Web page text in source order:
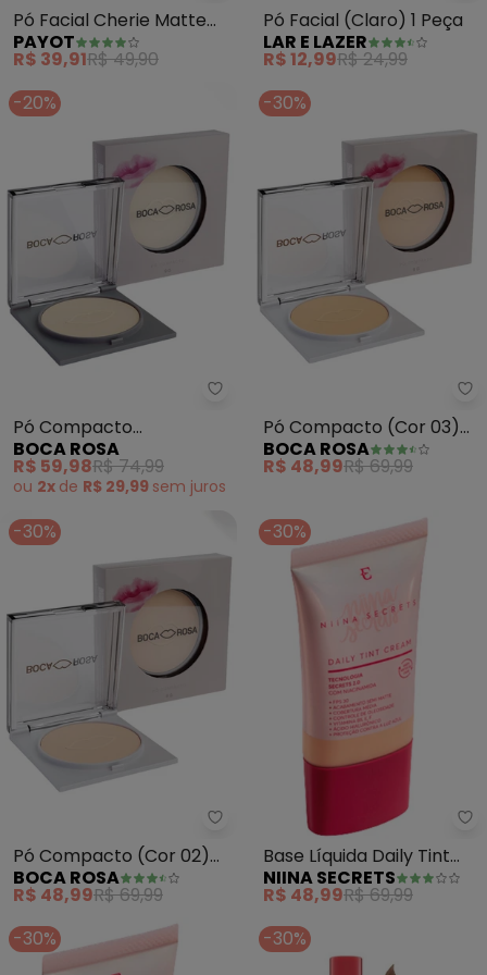
Pó Facial Cherie Matte
(Cor 1)
PAYOT
R$ 39,91R$ 49,90
Pó Facial (Claro) 1 Peça
LAR E LAZER
R$ 12,99R$ 24,99
-20%
Boca Rosa - Pó Compacto
Pó Compacto
Translúcido (Cuscuz) 9g
BOCA ROSA
R$ 59,98R$ 74,99
ou 2x de R$ 29,99 sem juros
-30%
Pó Compacto (Cor 03)
9g
BOCA ROSA
R$ 48,99R$ 69,99
-30%
Boca Rosa - Pó Compacto
Pó Compacto (Cor 02)
9g
BOCA ROSA
R$ 48,99R$ 69,99
-30%
Base Líquida Daily Tint
Cream (Cor 03)
NIINA SECRETS
R$ 48,99R$ 69,99
-30%
-30%